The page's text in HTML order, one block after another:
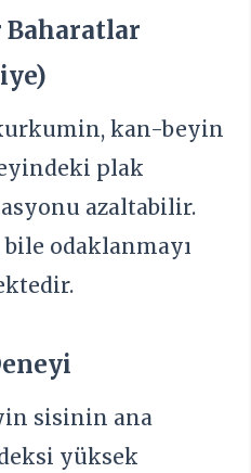
kan-beyin
plak
azaltabilir.
odaklanmayı
sisinin ana
yüksek